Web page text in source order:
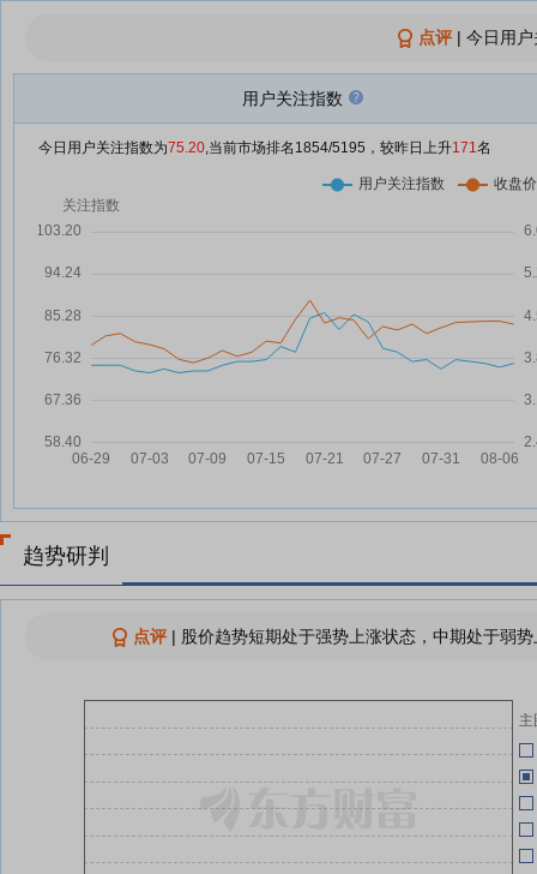
元，融资余额1.94亿元
广西能源7月29日快速回调
广西能源：融资净偿还282.74万
07-29
07-28
电力板块再度走强 立新能源8天7
板
07-27
广西能源：融资净偿还63.66万
07-24
广西能源7月24日加速下跌
07-24
元，融资余额1.88亿元
07-24
查看更多
07-08
06-30
06-23
点评| 今日用
用户关注指数
今日用户关注指数为75.20,当前市场排名 1854/5195，较昨日上升171名
趋势研判
点评| 股价趋势短期处于强势上涨状态，中期处于弱
主